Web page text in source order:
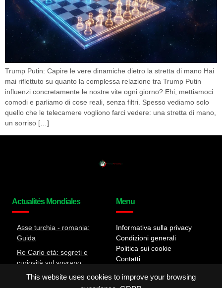
This website uses cookies to improve your browsing
Trump Putin: Capire le vere dinamiche dietro la stretta di mano Hai
mai riflettuto su quanto la complessa relazione tra Trump Putin
influenzi concretamente le nostre vite ogni giorno? Ehi, mettiamoci
comodi e parliamo di cose reali, senza filtri. Spesso vediamo solo
quello che le telecamere vogliono farci vedere: una stretta di mano,
un sorriso […]
Actualités Mondiales
Asse turchia - romania:
Guida
Re Carlo età: segreti e
curiosità sul sovrano
Tutta la verità sul Caso
Menu
Informativa sulla privacy
Condizioni generali
Politica sui cookie
Contatti